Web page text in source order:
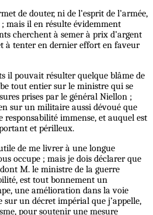
de douter, ni de l’esprit de l’armée,
mais il en résulte évidemment
cherchent à semer à prix d’argent
à tenter en dernier effort en faveur
il pouvait résulter quelque blâme de
tout entier sur le ministre qui se
prises par le général Niellon ;
sur un militaire aussi dévoué que
responsabilité immense, et auquel est
et périlleux.
de me livrer à une longue
occupe ; mais je dois déclarer que
M. le ministre de la guerre
est tout bonnement un
une amélioration dans la voie
sur un décret impérial que j’appelle,
pour soutenir une mesure